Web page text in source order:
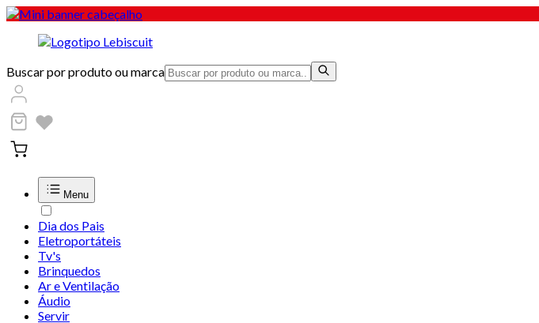
Buscar por produto ou marca
Menu
Dia dos Pais
Eletroportáteis
Tv's
Brinquedos
Ar e Ventilação
Áudio
Servir